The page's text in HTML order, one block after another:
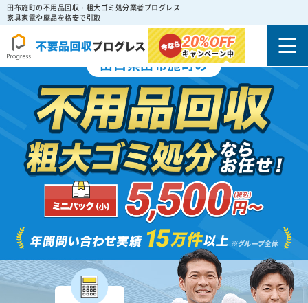
田布施町の不用品回収・粗大ゴミ処分業者プログレス
家具家電や廃品を格安で引取
20%OFF
キャンペーン中
山口県田布施町の